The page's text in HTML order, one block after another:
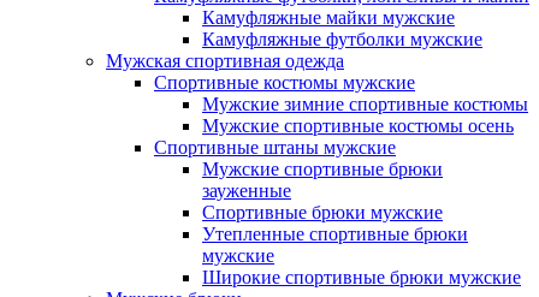
Камуфляжные майки мужские
Камуфляжные футболки мужские
Мужская спортивная одежда
Спортивные костюмы мужские
Мужские зимние спортивные костюмы
Мужские спортивные костюмы осень
Спортивные штаны мужские
Мужские спортивные брюки
зауженные
Спортивные брюки мужские
Утепленные спортивные брюки
мужские
Широкие спортивные брюки мужские